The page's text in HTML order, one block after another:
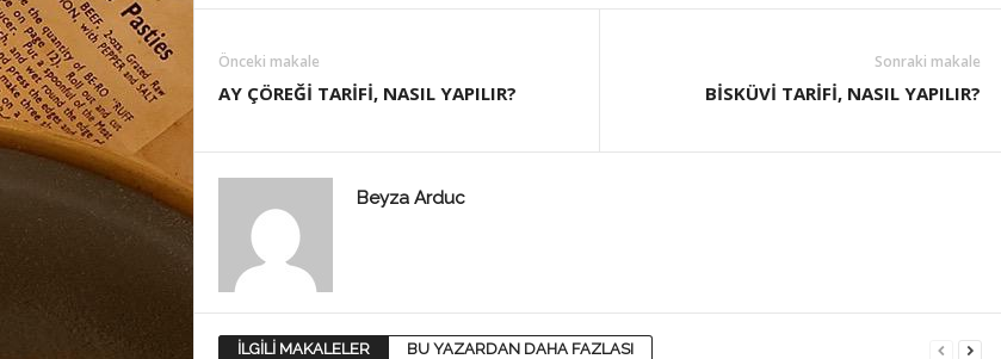
Önceki makale
AY ÇÖREĞİ TARİFİ, NASIL YAPILIR?
Sonraki makale
BİSKÜVİ TARİFİ, NASIL YAPILIR?
Beyza Arduc
İLGİLİ MAKALELER BU YAZARDAN DAHA FAZLASI